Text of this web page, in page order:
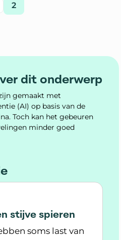
pagina
2
dit onderwerp
gemaakt met
(AI) op basis van de
Toch kan het gebeuren
minder goed
stijve spieren
soms last van